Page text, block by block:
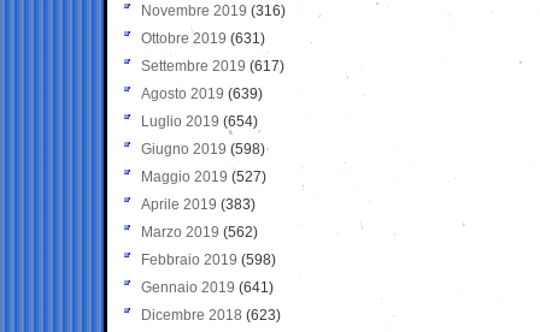
Novembre 2019 (316)
Ottobre 2019 (631)
Settembre 2019 (617)
Agosto 2019 (639)
Luglio 2019 (654)
Giugno 2019 (598)
Maggio 2019 (527)
Aprile 2019 (383)
Marzo 2019 (562)
Febbraio 2019 (598)
Gennaio 2019 (641)
Dicembre 2018 (623)